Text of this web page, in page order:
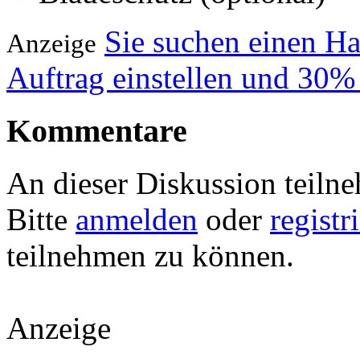
Anzeige Sie suchen einen
Auftrag einstellen und
Kommentare
An dieser Diskussion
Bitte anmelden oder
teilnehmen zu können.
Anzeige